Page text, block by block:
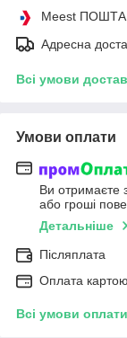
Meest ПОШТА
Адресна
Всі умови
Умови оплати
Ви отримаєте
або гроші
Детальніше
Післяплата
Оплата
Всі умови оплати